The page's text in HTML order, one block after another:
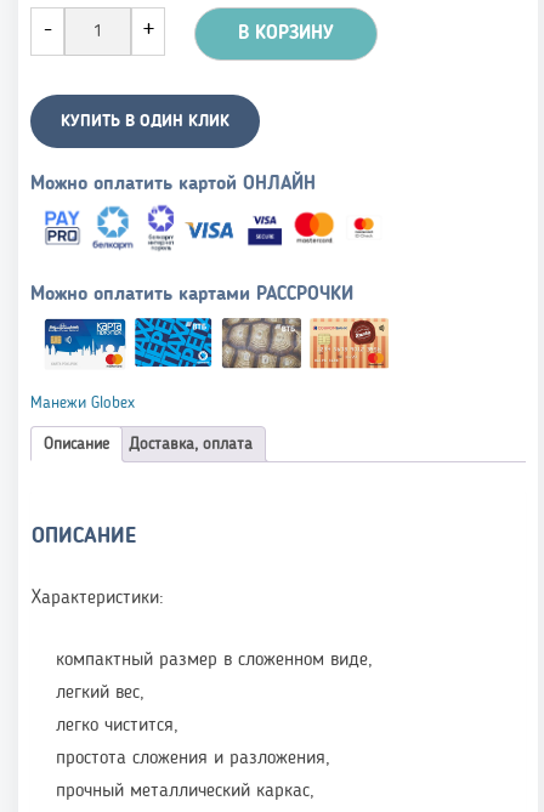
В КОРЗИНУ
КУПИТЬ В ОДИН КЛИК
Можно оплатить картой ОНЛАЙН
Можно оплатить картами РАССРОЧКИ
Манежи Globex
Описание Доставка, оплата
ОПИСАНИЕ
Характеристики:
компактный размер в сложенном виде,
легкий вес,
легко чистится,
простота сложения и разложения,
прочный металлический каркас,